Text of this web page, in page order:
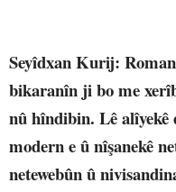
Seyîdxan Kurij:
bikaranîn ji bo me
nû hîndibin. Lê alîyekê
modern e û nîşanekê
netewebûn û